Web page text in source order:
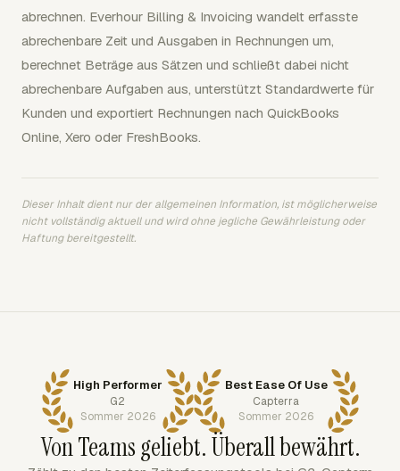
abrechnen. Everhour Billing & Invoicing wandelt erfasste
abrechenbare Zeit und Ausgaben in Rechnungen um,
berechnet Beträge aus Sätzen und schließt dabei nicht
abrechenbare Aufgaben aus, unterstützt Standardwerte für
Kunden und exportiert Rechnungen nach QuickBooks
Online, Xero oder FreshBooks.
Dieser Inhalt dient nur der allgemeinen Information, ist möglicherweise
nicht vollständig aktuell und wird ohne jegliche Gewährleistung oder
Haftung bereitgestellt.
High Performer
G2
Sommer 2026
Best Ease Of Use
Capterra
Sommer 2026
Von Teams geliebt. Überall bewährt.